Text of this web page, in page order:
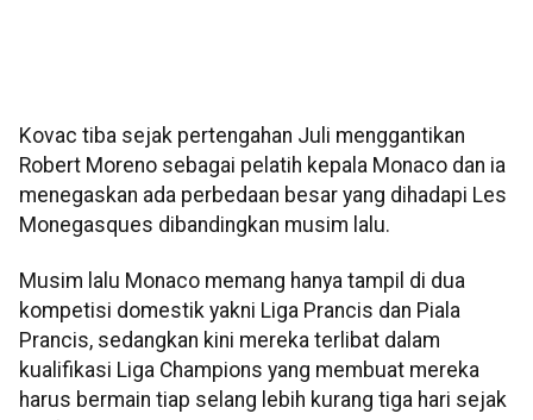
Kovac tiba sejak pertengahan Juli menggantikan
Robert Moreno sebagai pelatih kepala Monaco dan ia
menegaskan ada perbedaan besar yang dihadapi Les
Monegasques dibandingkan musim lalu.
Musim lalu Monaco memang hanya tampil di dua
kompetisi domestik yakni Liga Prancis dan Piala
Prancis, sedangkan kini mereka terlibat dalam
kualifikasi Liga Champions yang membuat mereka
harus bermain tiap selang lebih kurang tiga hari sejak